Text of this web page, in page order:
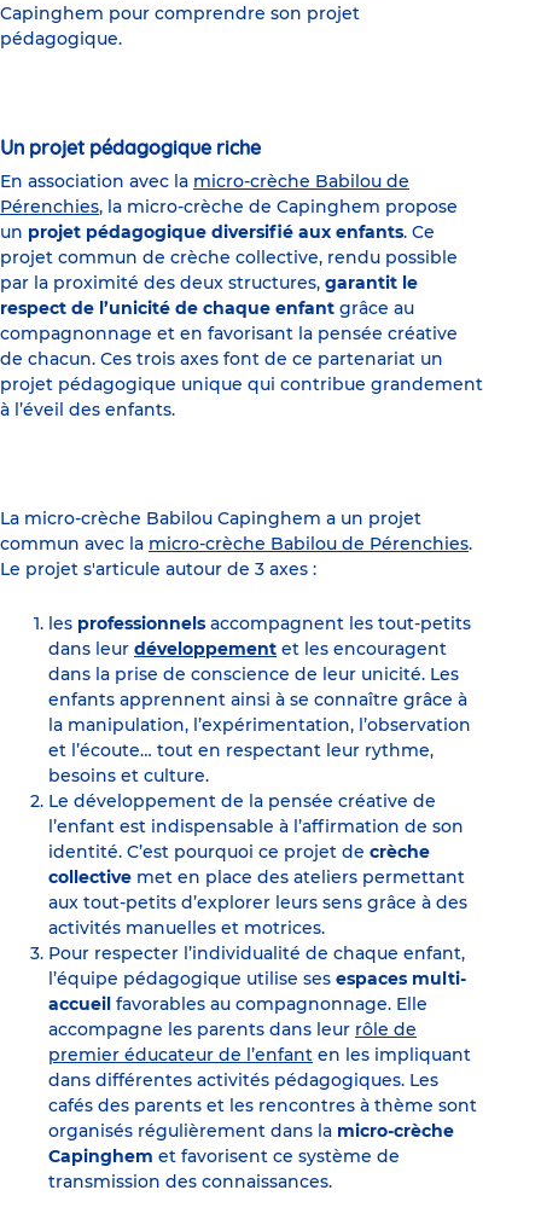
Capinghem pour comprendre son projet
pédagogique.
Un projet pédagogique riche
En association avec la micro-crèche Babilou de
Pérenchies, la micro-crèche de Capinghem propose
un projet pédagogique diversifié aux enfants. Ce
projet commun de crèche collective, rendu possible
par la proximité des deux structures, garantit le
respect de l’unicité de chaque enfant grâce au
compagnonnage et en favorisant la pensée créative
de chacun. Ces trois axes font de ce partenariat un
projet pédagogique unique qui contribue grandement
à l’éveil des enfants.
La micro-crèche Babilou Capinghem a un projet
commun avec la micro-crèche Babilou de Pérenchies.
Le projet s'articule autour de 3 axes :
les professionnels accompagnent les tout-petits
dans leur développement et les encouragent
dans la prise de conscience de leur unicité. Les
enfants apprennent ainsi à se connaître grâce à
la manipulation, l’expérimentation, l’observation
et l’écoute… tout en respectant leur rythme,
besoins et culture.
Le développement de la pensée créative de
l’enfant est indispensable à l’affirmation de son
identité. C’est pourquoi ce projet de crèche
collective met en place des ateliers permettant
aux tout-petits d’explorer leurs sens grâce à des
activités manuelles et motrices.
Pour respecter l’individualité de chaque enfant,
l’équipe pédagogique utilise ses espaces multi-
accueil favorables au compagnonnage. Elle
accompagne les parents dans leur rôle de
premier éducateur de l’enfant en les impliquant
dans différentes activités pédagogiques. Les
cafés des parents et les rencontres à thème sont
organisés régulièrement dans la micro-crèche
Capinghem et favorisent ce système de
transmission des connaissances.